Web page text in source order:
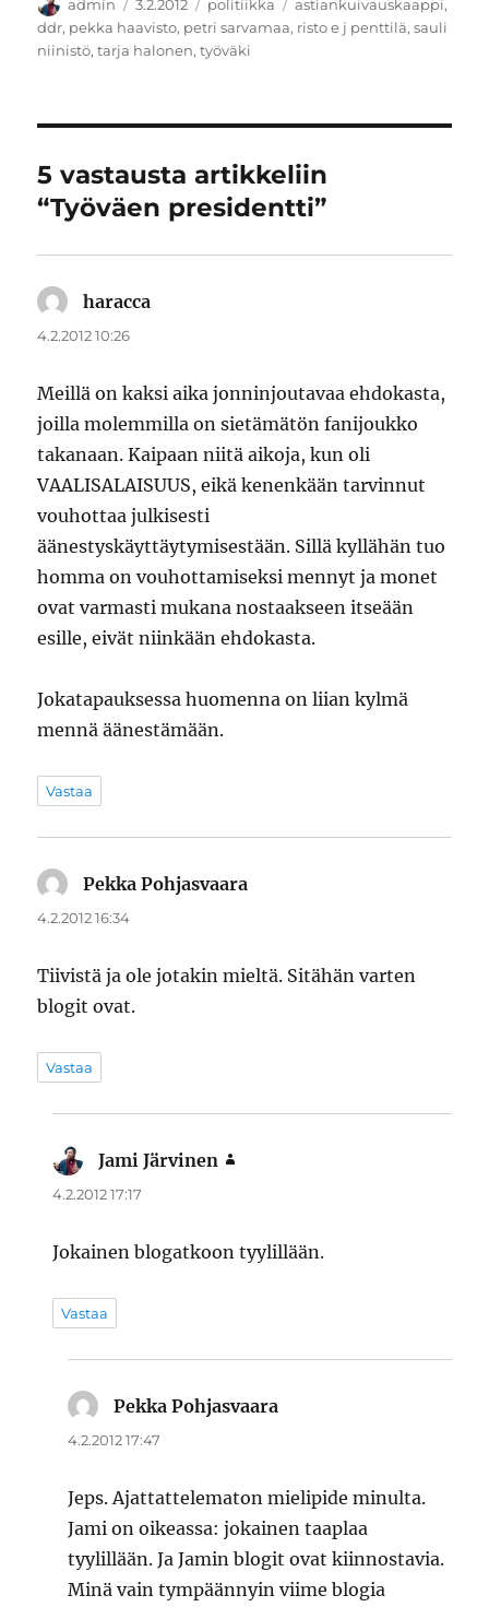
admin 3.2.2012 politiikka astiankuivauskaappi,
ddr, pekka haavisto, petri sarvamaa, risto e j penttilä,sauli
niinistö,tarja halonen,työväki
5 vastausta artikkeliin
“Työväen presidentti”
haracca
4.2.2012 10:26
Meillä on kaksi aika jonninjoutavaa ehdokasta,
joilla molemmilla on sietämätön fanijoukko
takanaan. Kaipaan niitä aikoja, kun oli
VAALISALAISUUS, eikä kenenkään tarvinnut
vouhottaa julkisesti
äänestyskäyttäytymisestään. Sillä kyllähän tuo
homma on vouhottamiseksi mennyt ja monet
ovat varmasti mukana nostaakseen itseään
esille, eivät niinkään ehdokasta.
Jokatapauksessa huomenna on liian kylmä
mennä äänestämään.
Vastaa
Pekka Pohjasvaara
4.2.2012 16:34
Tiivistä ja ole jotakin mieltä. Sitähän varten
blogit ovat.
Vastaa
Jami Järvinen
4.2.2012 17:17
Jokainen blogatkoon tyylillään.
Vastaa
Pekka Pohjasvaara
4.2.2012 17:47
Jeps. Ajattattelematon mielipide minulta.
Jami on oikeassa: jokainen taaplaa
tyylillään. Ja Jamin blogit ovat kiinnostavia.
Minä vain tympäännyin viime blogia